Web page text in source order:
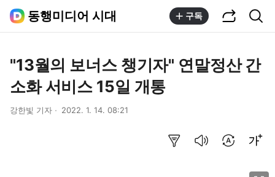
동행미디어 시대 구독
"13월의 보너스 챙기자" 연말정산 간
소화 서비스 15일 개통
강한빛 기자 2022. 1. 14. 08:21